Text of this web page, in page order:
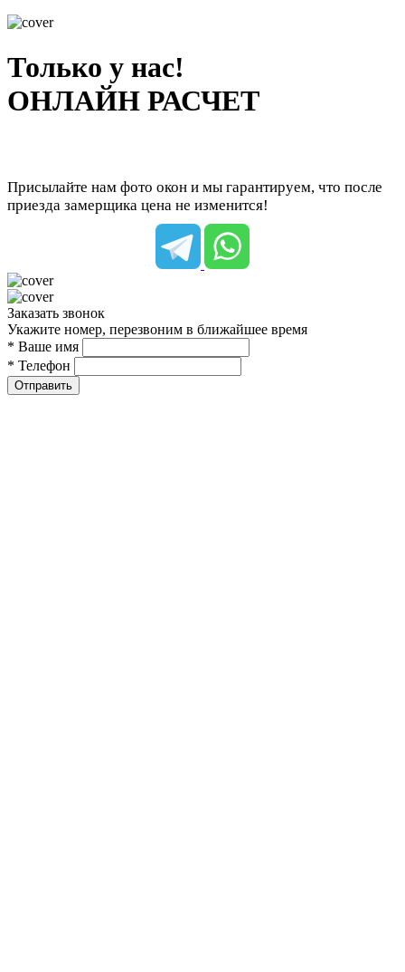
Только у нас!
ОНЛАЙН РАСЧЕТ
Присылайте нам фото окон и мы гарантируем, что после
приезда замерщика цена не изменится!
Заказать звонок
Укажите номер, перезвоним в ближайшее время
* Ваше имя
* Телефон
Отправить